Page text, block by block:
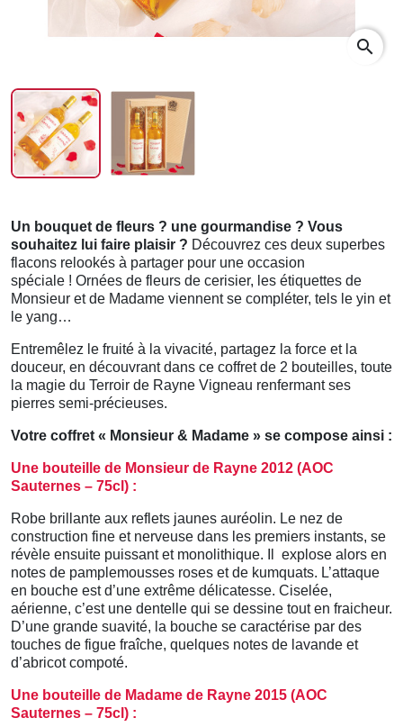
search
Un bouquet de fleurs ? une gourmandise ? Vous
souhaitez lui faire plaisir ? Découvrez ces deux superbes
flacons relookés à partager pour une occasion
spéciale ! Ornées de fleurs de cerisier, les étiquettes de
Monsieur et de Madame viennent se compléter, tels le yin et
le yang…
Entremêlez le fruité à la vivacité, partagez la force et la
douceur, en découvrant dans ce coffret de 2 bouteilles, toute
la magie du Terroir de Rayne Vigneau renfermant ses
pierres semi-précieuses.
Votre coffret « Monsieur & Madame » se compose ainsi :
Une bouteille de Monsieur de Rayne 2012 (AOC
Sauternes – 75cl) :
Robe brillante aux reflets jaunes auréolin. Le nez de
construction fine et nerveuse dans les premiers instants, se
révèle ensuite puissant et monolithique. Il explose alors en
notes de pamplemousses roses et de kumquats. L’attaque
en bouche est d’une extrême délicatesse. Ciselée,
aérienne, c’est une dentelle qui se dessine tout en fraicheur.
D’une grande suavité, la bouche se caractérise par des
touches de figue fraîche, quelques notes de lavande et
d’abricot compoté.
Une bouteille de Madame de Rayne 2015 (AOC
Sauternes – 75cl) :